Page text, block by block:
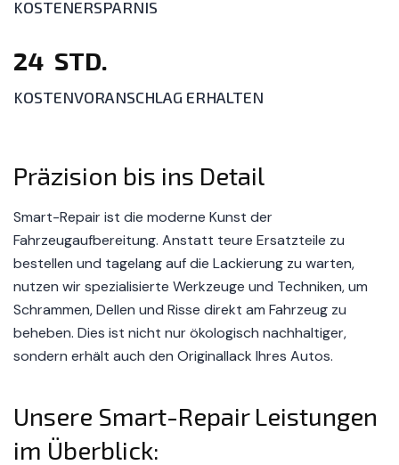
KOSTENERSPARNIS
24 STD.
KOSTENVORANSCHLAG ERHALTEN
Präzision bis ins Detail
Smart-Repair ist die moderne Kunst der
Fahrzeugaufbereitung. Anstatt teure Ersatzteile zu
bestellen und tagelang auf die Lackierung zu warten,
nutzen wir spezialisierte Werkzeuge und Techniken, um
Schrammen, Dellen und Risse direkt am Fahrzeug zu
beheben. Dies ist nicht nur ökologisch nachhaltiger,
sondern erhält auch den Originallack Ihres Autos.
Unsere Smart-Repair Leistungen
im Überblick: